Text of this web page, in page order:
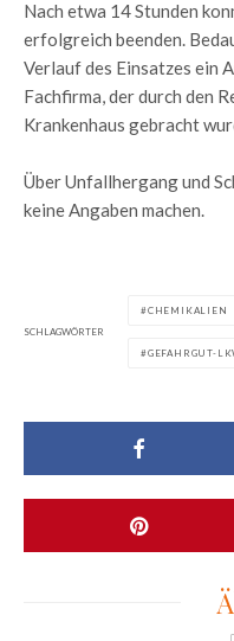
Nach etwa 14 Stunden
erfolgreich beenden.
Verlauf des Einsatzes ein
Fachfirma, der durch den
Krankenhaus gebracht
Über Unfallhergang und
keine Angaben machen.
SCHLAGWÖRTER
CHEMIKALIEN
GEFAHRGUT-